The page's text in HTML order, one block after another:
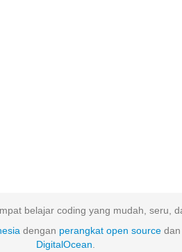
belajar coding yang mudah, seru,
dengan perangkat open source
DigitalOcean